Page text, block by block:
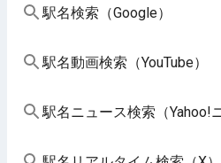
駅名検索（Google）
駅名動画検索（YouTube）
駅名ニュース検索（Yahoo!